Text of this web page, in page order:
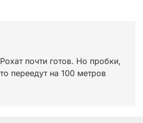
почти готов. Но пробки,
переедут на 100 метров